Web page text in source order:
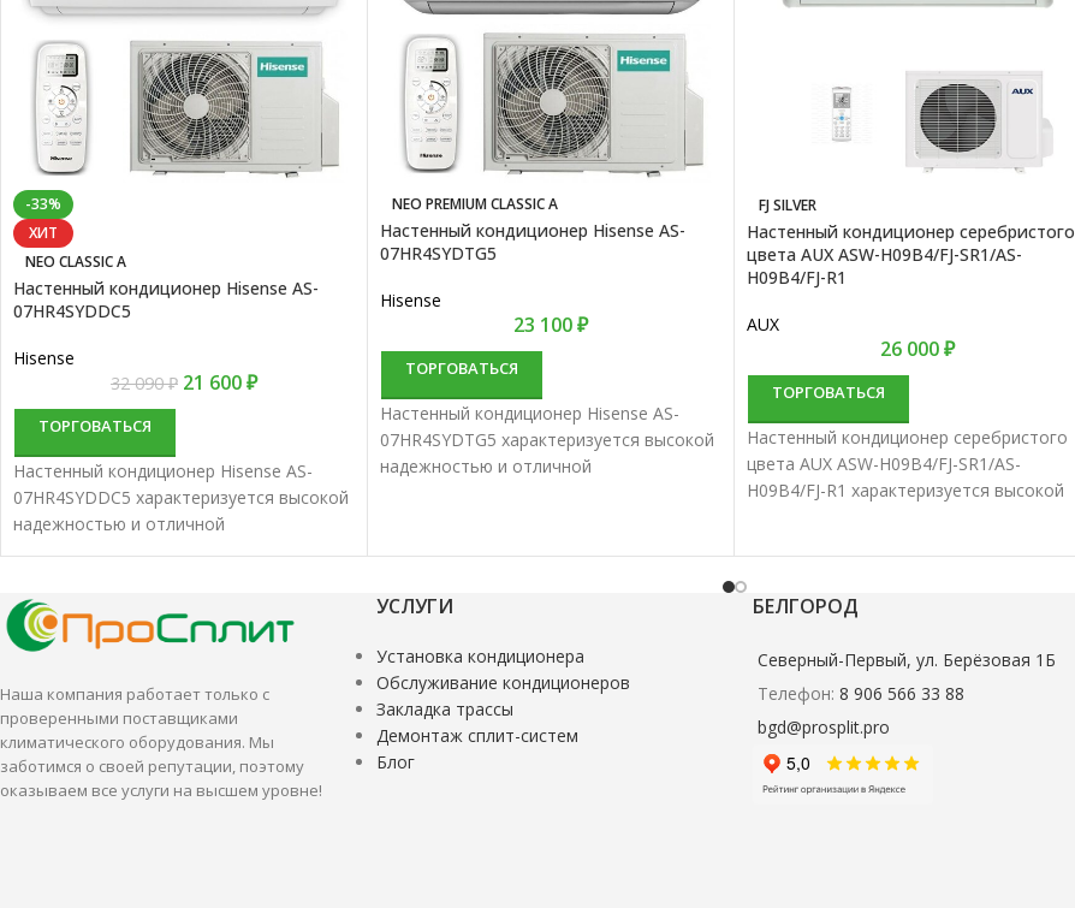
-33%
ХИТ
NEO CLASSIC A
Настенный кондиционер Hisense AS-
07HR4SYDDC5
Hisense
32 090₽ 21 600₽
ТОРГОВАТЬСЯ
Настенный кондиционер Hisense AS-
07HR4SYDDC5 характеризуется высокой
надежностью и отличной
производительностью. Настенные
для кондиционирования небольших и
средних помещений.
NEO PREMIUM CLASSIC A
Настенный кондиционер Hisense AS-
07HR4SYDTG5
Hisense
23 100₽
ТОРГОВАТЬСЯ
Настенный кондиционер Hisense AS-
07HR4SYDTG5 характеризуется высокой
надежностью и отличной
FJ SILVER
Настенный кондиционер серебристого
цвета AUX ASW-H09B4/FJ-SR1/AS-
H09B4/FJ-R1
AUX
26 000₽
ТОРГОВАТЬСЯ
Настенный кондиционер серебристого
цвета AUX ASW-H09B4/FJ-SR1/AS-
H09B4/FJ-R1 характеризуется высокой
для кондиционирования небольших и
средних помещений.
Наша компания работает только с
проверенными поставщиками
климатического оборудования. Мы
заботимся о своей репутации, поэтому
оказываем все услуги на высшем уровне!
УСЛУГИ
Установка кондиционера
Обслуживание кондиционеров
Закладка трассы
Демонтаж сплит-систем
Блог
БЕЛГОРОД
Северный-Первый, ул. Берёзовая 1Б
Телефон: 8 906 566 33 88
bgd@prosplit.pro